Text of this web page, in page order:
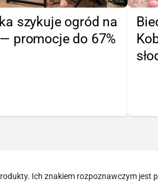
szykuje ogród na
promocje do 67%
Ich znakiem rozpoznawczym jest